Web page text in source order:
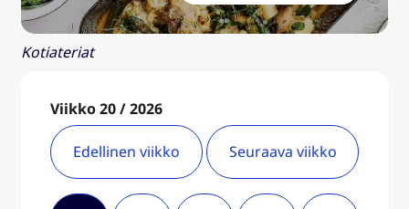
Kotiateriat
Viikko 20 / 2026
Edellinen viikko Seuraava viikko